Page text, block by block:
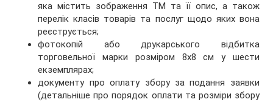
яка містить зображення ТМ та її опис, а також
перелік класів товарів та послуг щодо яких вона
реєструється;
фотокопій або друкарського відбитка
торговельної марки розміром 8х8 см у шести
екземплярах;
документу про оплату збору за подання заявки
(детальніше про порядок оплати та розміри збору